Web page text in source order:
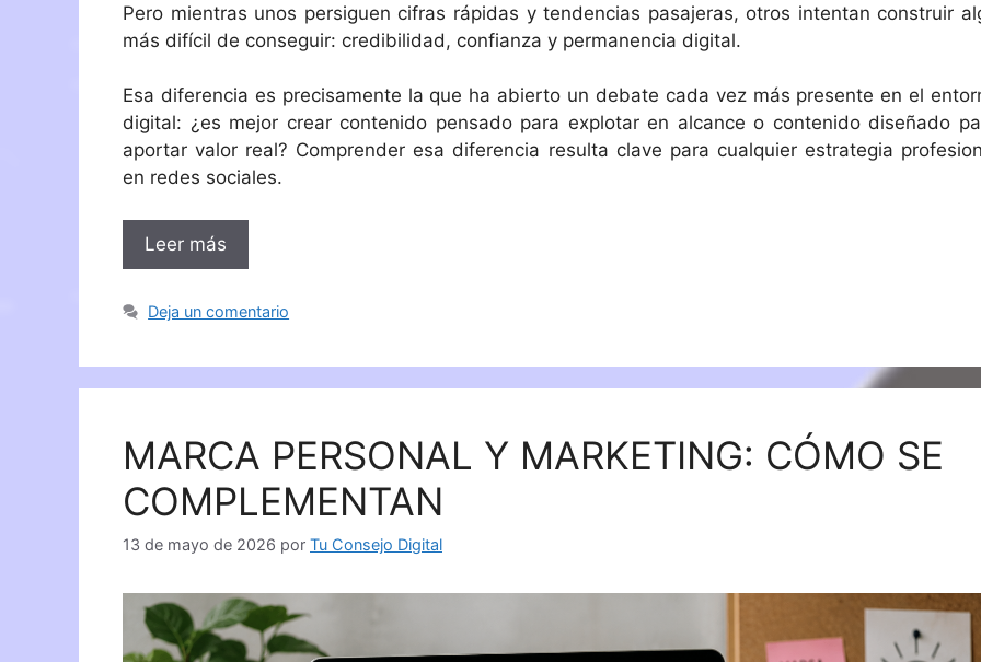
Pero mientras unos persiguen cifras rápidas y tendencias pasajeras, otros intentan construir
más difícil de conseguir: credibilidad, confianza y permanencia digital.
Esa diferencia es precisamente la que ha abierto un debate cada vez más presente en el
digital: ¿es mejor crear contenido pensado para explotar en alcance o contenido diseñado
aportar valor real? Comprender esa diferencia resulta clave para cualquier estrategia
en redes sociales.
Leer más
Deja un comentario
MARCA PERSONAL Y MARKETING: CÓMO SE
COMPLEMENTAN
13 de mayo de 2026 por Tu Consejo Digital